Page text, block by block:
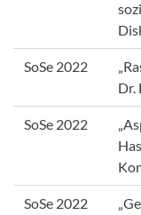
SoSe 2022
Dr.
SoSe 2022
SoSe 2022